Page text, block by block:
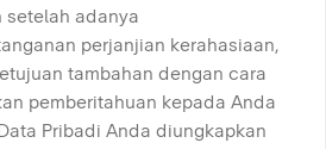
setelah adanya
perjanjian kerahasiaan,
tambahan dengan cara
pemberitahuan kepada Anda
Pribadi Anda diungkapkan